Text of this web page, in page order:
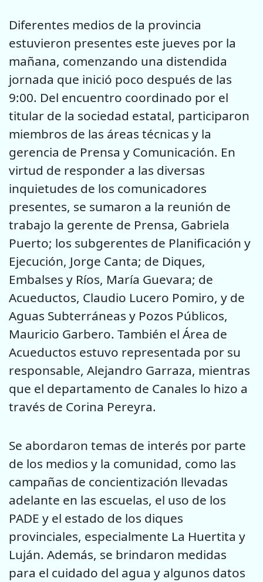
Diferentes medios de la provincia
estuvieron presentes este jueves por la
mañana, comenzando una distendida
jornada que inició poco después de las
9:00. Del encuentro coordinado por el
titular de la sociedad estatal, participaron
miembros de las áreas técnicas y la
gerencia de Prensa y Comunicación. En
virtud de responder a las diversas
inquietudes de los comunicadores
presentes, se sumaron a la reunión de
trabajo la gerente de Prensa, Gabriela
Puerto; los subgerentes de Planificación y
Ejecución, Jorge Canta; de Diques,
Embalses y Ríos, María Guevara; de
Acueductos, Claudio Lucero Pomiro, y de
Aguas Subterráneas y Pozos Públicos,
Mauricio Garbero. También el Área de
Acueductos estuvo representada por su
responsable, Alejandro Garraza, mientras
que el departamento de Canales lo hizo a
través de Corina Pereyra.
Se abordaron temas de interés por parte
de los medios y la comunidad, como las
campañas de concientización llevadas
adelante en las escuelas, el uso de los
PADE y el estado de los diques
provinciales, especialmente La Huertita y
Luján. Además, se brindaron medidas
para el cuidado del agua y algunos datos